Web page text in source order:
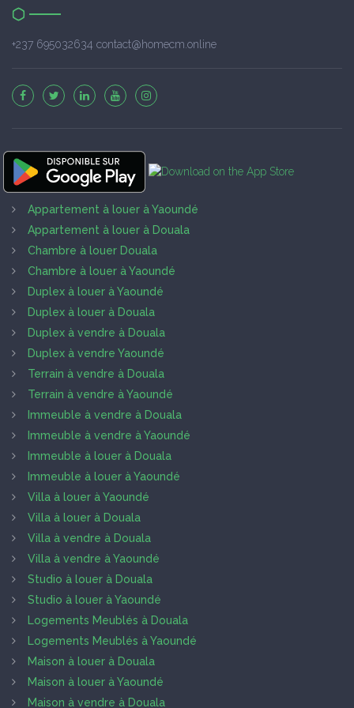
+237 695032634 contact@homecm.online
Appartement à louer à Yaoundé
Appartement à louer à Douala
Chambre à louer Douala
Chambre à louer à Yaoundé
Duplex à louer à Yaoundé
Duplex à louer à Douala
Duplex à vendre à Douala
Duplex à vendre Yaoundé
Terrain à vendre à Douala
Terrain à vendre à Yaoundé
Immeuble à vendre à Douala
Immeuble à vendre à Yaoundé
Immeuble à louer à Douala
Immeuble à louer à Yaoundé
Villa à louer à Yaoundé
Villa à louer à Douala
Villa à vendre à Douala
Villa à vendre à Yaoundé
Studio à louer à Douala
Studio à louer à Yaoundé
Logements Meublés à Douala
Logements Meublés à Yaoundé
Maison à louer à Douala
Maison à louer à Yaoundé
Maison à vendre à Douala